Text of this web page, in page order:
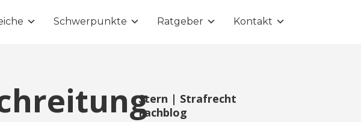
Schwerpunkte Ratgeber Kontakt
Stern | Strafrecht
Fachblog